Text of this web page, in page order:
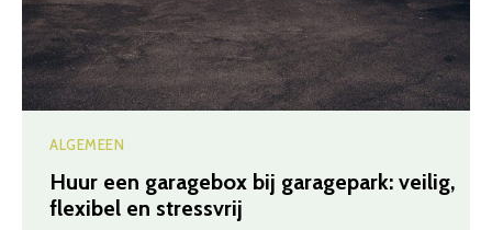
ALGEMEEN
Huur een garagebox bij garagepark: veilig,
flexibel en stressvrij